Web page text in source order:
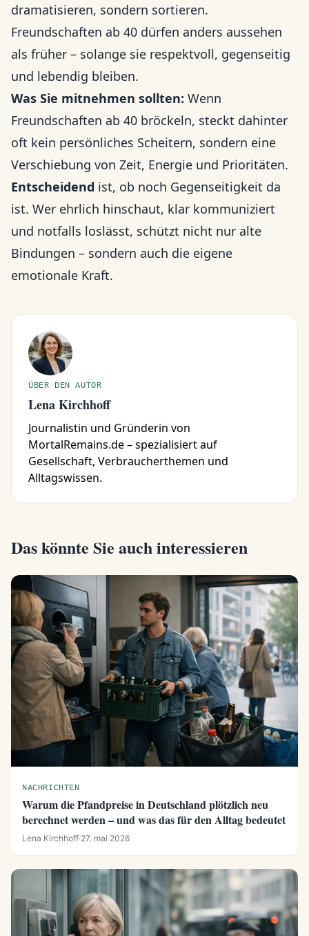
dramatisieren, sondern sortieren.
Freundschaften ab 40 dürfen anders aussehen
als früher – solange sie respektvoll, gegenseitig
und lebendig bleiben.
Was Sie mitnehmen sollten: Wenn
Freundschaften ab 40 bröckeln, steckt dahinter
oft kein persönliches Scheitern, sondern eine
Verschiebung von Zeit, Energie und Prioritäten.
Entscheidend ist, ob noch Gegenseitigkeit da
ist. Wer ehrlich hinschaut, klar kommuniziert
und notfalls loslässt, schützt nicht nur alte
Bindungen – sondern auch die eigene
emotionale Kraft.
ÜBER DEN AUTOR
Lena Kirchhoff
Journalistin und Gründerin von
MortalRemains.de – spezialisiert auf
Gesellschaft, Verbraucherthemen und
Alltagswissen.
Das könnte Sie auch interessieren
NACHRICHTEN
Warum die Pfandpreise in Deutschland plötzlich neu
berechnet werden – und was das für den Alltag bedeutet
Lena Kirchhoff·27. mai 2026